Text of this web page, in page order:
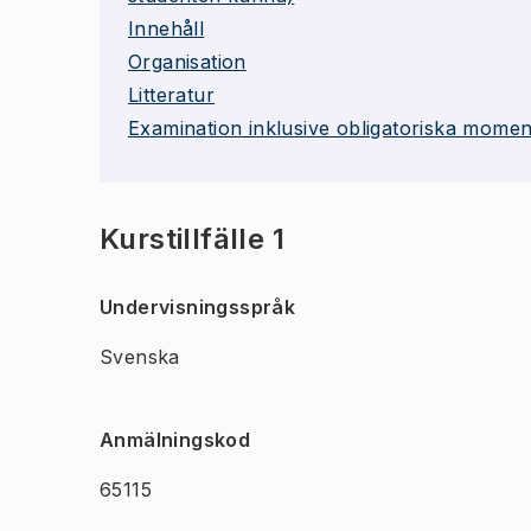
Innehåll
Organisation
Litteratur
Examination inklusive obligatoriska
Kurstillfälle 1
Undervisningsspråk
Svenska
Anmälningskod
65115